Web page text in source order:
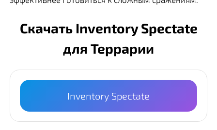
Скачать Inventory Spectate
для Террарии
Inventory Spectate